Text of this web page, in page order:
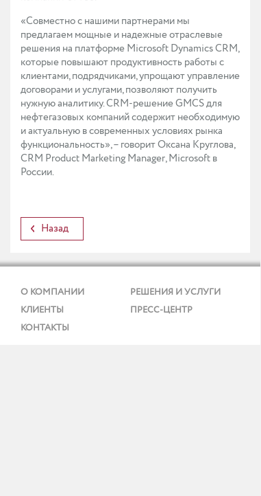
«Совместно с нашими партнерами мы
предлагаем мощные и надежные отраслевые
решения на платформе Microsoft Dynamics CRM,
которые повышают продуктивность работы с
клиентами, подрядчиками, упрощают управление
договорами и услугами, позволяют получить
нужную аналитику. CRM-решение GMCS для
нефтегазовых компаний содержит необходимую
и актуальную в современных условиях рынка
функциональность», – говорит Оксана Круглова,
CRM Product Marketing Manager, Microsoft в
России.
Назад
О КОМПАНИИ
РЕШЕНИЯ И УСЛУГИ
КЛИЕНТЫ
ПРЕСС-ЦЕНТР
КОНТАКТЫ